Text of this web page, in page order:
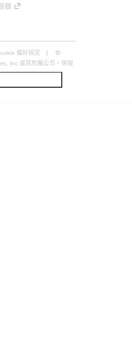
器
偏好設定
©
Inc.或其附屬公司。保留